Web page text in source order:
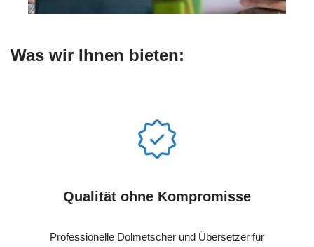
Was wir Ihnen bieten:
Qualität ohne Kompromisse
Professionelle Dolmetscher und Übersetzer für